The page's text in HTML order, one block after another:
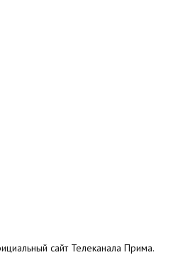
сайт Телеканала Прима.